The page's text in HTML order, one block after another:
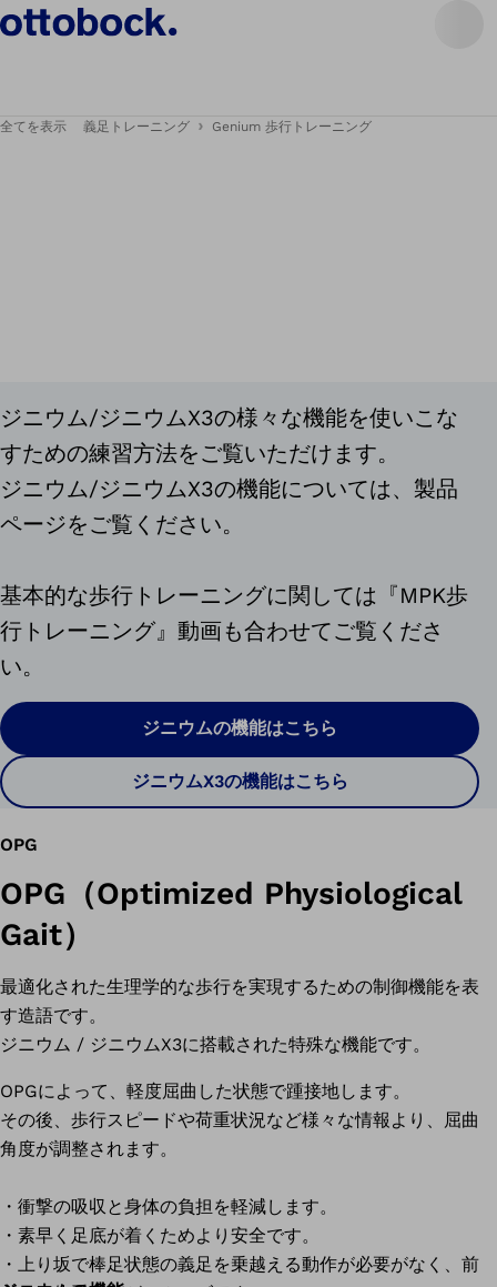
全てを表示 義足トレーニング Genium 歩行トレーニング
ジニウム/ジニウムX3の様々な機能を使いこな
すための練習方法をご覧いただけます。
ジニウム/ジニウムX3の機能については、製品
ページをご覧ください。
基本的な歩行トレーニングに関しては『MPK歩
行トレーニング』動画も合わせてご覧くださ
い。
ジニウムの機能はこちら
ジニウムX3の機能はこちら
OPG
OPG（Optimized Physiological
Gait）
最適化された生理学的な歩行を実現するための制御機能を表
す造語です。
ジニウム / ジニウムX3に搭載された特殊な機能です。
OPGによって、軽度屈曲した状態で踵接地します。
その後、歩行スピードや荷重状況など様々な情報より、屈曲
角度が調整されます。
・衝撃の吸収と身体の負担を軽減します。
・素早く足底が着くためより安全です。
・上り坂で棒足状態の義足を乗越える動作が必要がなく、前